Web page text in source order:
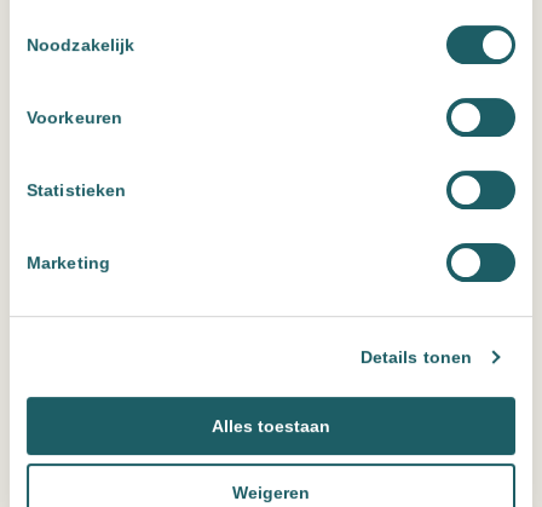
Noodzakelijk
Voorkeuren
Statistieken
Marketing
Details tonen
Alles toestaan
Weigeren
Spiegel element Brons met LED verlichting, 3 kleur instelbaar &
dimbaar